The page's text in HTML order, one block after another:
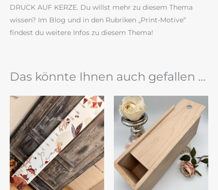
DRUCK AUF KERZE. Du willst mehr zu diesem Thema
wissen? Im Blog und in den Rubriken „Print-Motive“
findest du weitere Infos zu diesem Thema!
Das könnte Ihnen auch gefallen …